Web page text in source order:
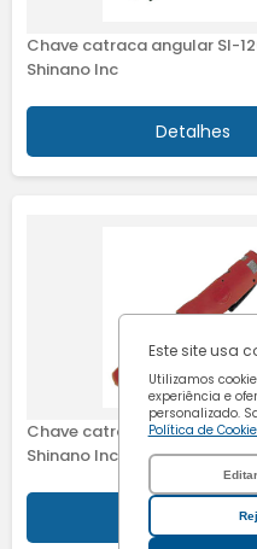
Este site usa
Utilizamos
experiência e
personalizado.
Política de
Cookies
Chave catraca angular SI-
Shinano Inc
Detalhes
Chave catraca angular SI-
Shinano Inc